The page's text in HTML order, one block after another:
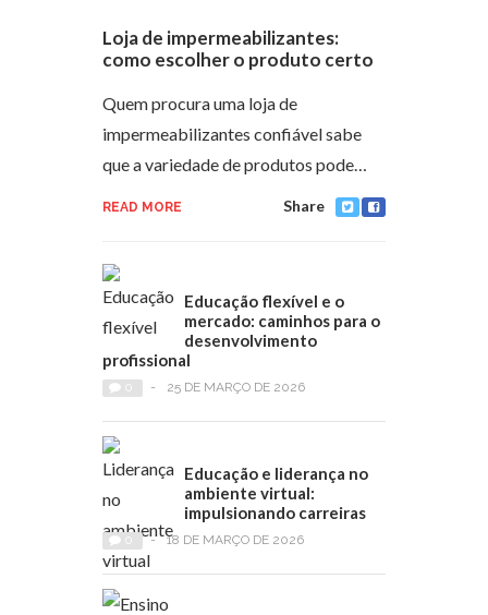
Loja de impermeabilizantes:
como escolher o produto certo
Quem procura uma loja de
impermeabilizantes confiável sabe
que a variedade de produtos pode…
READ MORE Share
Educação flexível e o
mercado: caminhos para o
desenvolvimento
profissional
- 25 DE MARÇO DE 2026
Educação e liderança no
ambiente virtual:
impulsionando carreiras
- 18 DE MARÇO DE 2026